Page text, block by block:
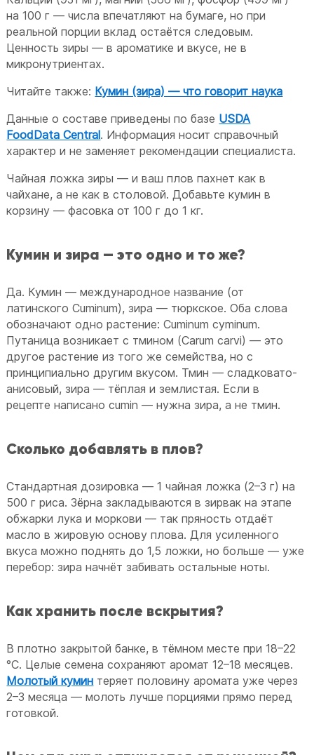
на 100 г — числа впечатляют на бумаге, но при
реальной порции вклад остаётся следовым.
Ценность зиры — в ароматике и вкусе, не в
микронутриентах.
Читайте также: Кумин (зира) — что говорит наука
Данные о составе приведены по базе USDA
FoodData Central. Информация носит справочный
характер и не заменяет рекомендации специалиста.
Чайная ложка зиры — и ваш плов пахнет как в
чайхане, а не как в столовой. Добавьте кумин в
корзину — фасовка от 100 г до 1 кг.
Кумин и зира — это одно и то же?
Да. Кумин — международное название (от
латинского Cuminum), зира — тюркское. Оба слова
обозначают одно растение: Cuminum cyminum.
Путаница возникает с тмином (Carum carvi) — это
другое растение из того же семейства, но с
принципиально другим вкусом. Тмин — сладковато-
анисовый, зира — тёплая и землистая. Если в
рецепте написано cumin — нужна зира, а не тмин.
Сколько добавлять в плов?
Стандартная дозировка — 1 чайная ложка (2–3 г) на
500 г риса. Зёрна закладываются в зирвак на этапе
обжарки лука и моркови — так пряность отдаёт
масло в жировую основу плова. Для усиленного
вкуса можно поднять до 1,5 ложки, но больше — уже
перебор: зира начнёт забивать остальные ноты.
Как хранить после вскрытия?
В плотно закрытой банке, в тёмном месте при 18–22
°C. Целые семена сохраняют аромат 12–18 месяцев.
Молотый кумин теряет половину аромата уже через
2–3 месяца — молоть лучше порциями прямо перед
готовкой.